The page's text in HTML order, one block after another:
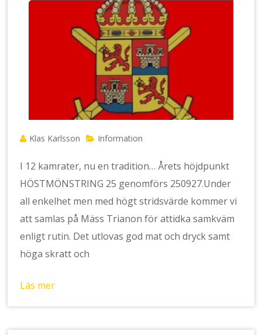
Klas Karlsson Information
I 12 kamrater, nu en tradition… Årets höjdpunkt
HÖSTMÖNSTRING 25 genomförs 250927.Under
all enkelhet men med högt stridsvärde kommer vi
att samlas på Mäss Trianon för attidka samkväm
enligt rutin. Det utlovas god mat och dryck samt
höga skratt och
Läs mer